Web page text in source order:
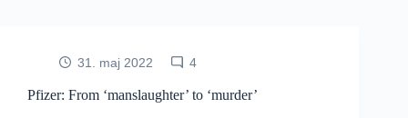
31. maj 2022 4
Pfizer: From ‘manslaughter’ to ‘murder’